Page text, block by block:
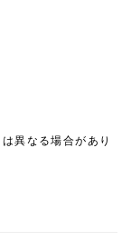
異なる場合があり